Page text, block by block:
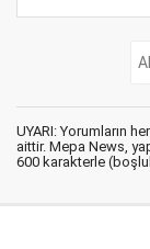
UYARI: Yorumların
aittir. Mepa News,
600 karakterle